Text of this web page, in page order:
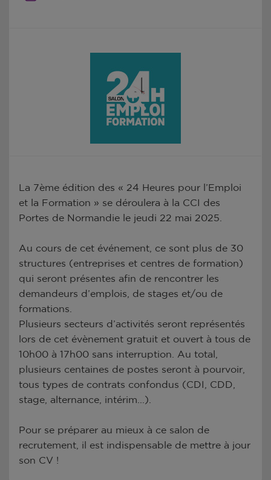
La 7ème édition des « 24 Heures pour l’Emploi
et la Formation » se déroulera à la CCI des
Portes de Normandie le jeudi 22 mai 2025.
Au cours de cet événement, ce sont plus de 30
structures (entreprises et centres de formation)
qui seront présentes afin de rencontrer les
demandeurs d’emplois, de stages et/ou de
formations.
Plusieurs secteurs d’activités seront représentés
lors de cet évènement gratuit et ouvert à tous de
10h00 à 17h00 sans interruption. Au total,
plusieurs centaines de postes seront à pourvoir,
tous types de contrats confondus (CDI, CDD,
stage, alternance, intérim...).
Pour se préparer au mieux à ce salon de
recrutement, il est indispensable de mettre à jour
son CV !